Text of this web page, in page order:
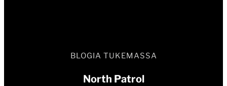
BLOGIA TUKEMASSA
North Patrol